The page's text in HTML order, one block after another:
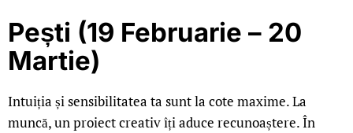
Pești (19 Februarie – 20
Martie)
Intuiția și sensibilitatea ta sunt la cote maxime. La
muncă, un proiect creativ îți aduce recunoaștere. În